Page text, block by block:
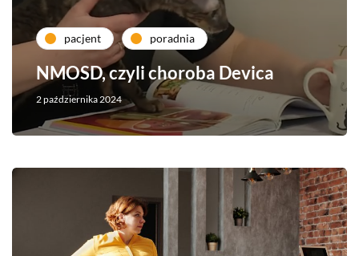
pacjent poradnia
NMOSD, czyli choroba Devica
2 października 2024